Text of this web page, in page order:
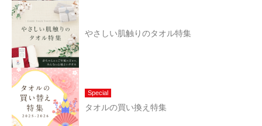
やさしい肌触りのタオル特集
Special
タオルの買い換え特集